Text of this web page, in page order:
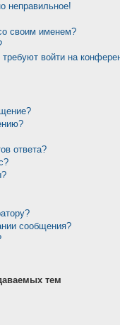
неправильное!
своим именем?
войти на
ответа?
сообщения?
тем